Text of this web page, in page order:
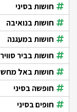
חושות בסיני
חושות בנואיבה
חושות במעגנה
חושות בביר סוויר
חושות באל מחש
חופשה בסיני
חופים בסיני